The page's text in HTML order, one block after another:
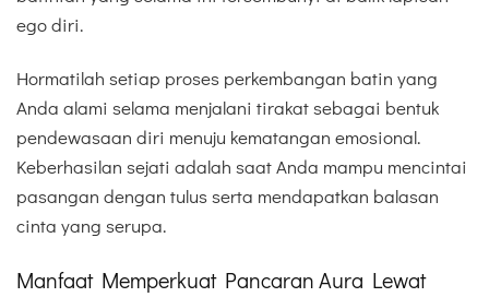
ego diri.
Hormatilah setiap proses perkembangan batin yang
Anda alami selama menjalani tirakat sebagai bentuk
pendewasaan diri menuju kematangan emosional.
Keberhasilan sejati adalah saat Anda mampu mencintai
pasangan dengan tulus serta mendapatkan balasan
cinta yang serupa.
Manfaat Memperkuat Pancaran Aura Lewat